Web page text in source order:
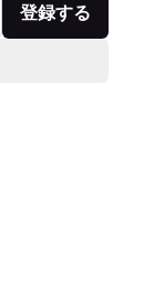
登録する